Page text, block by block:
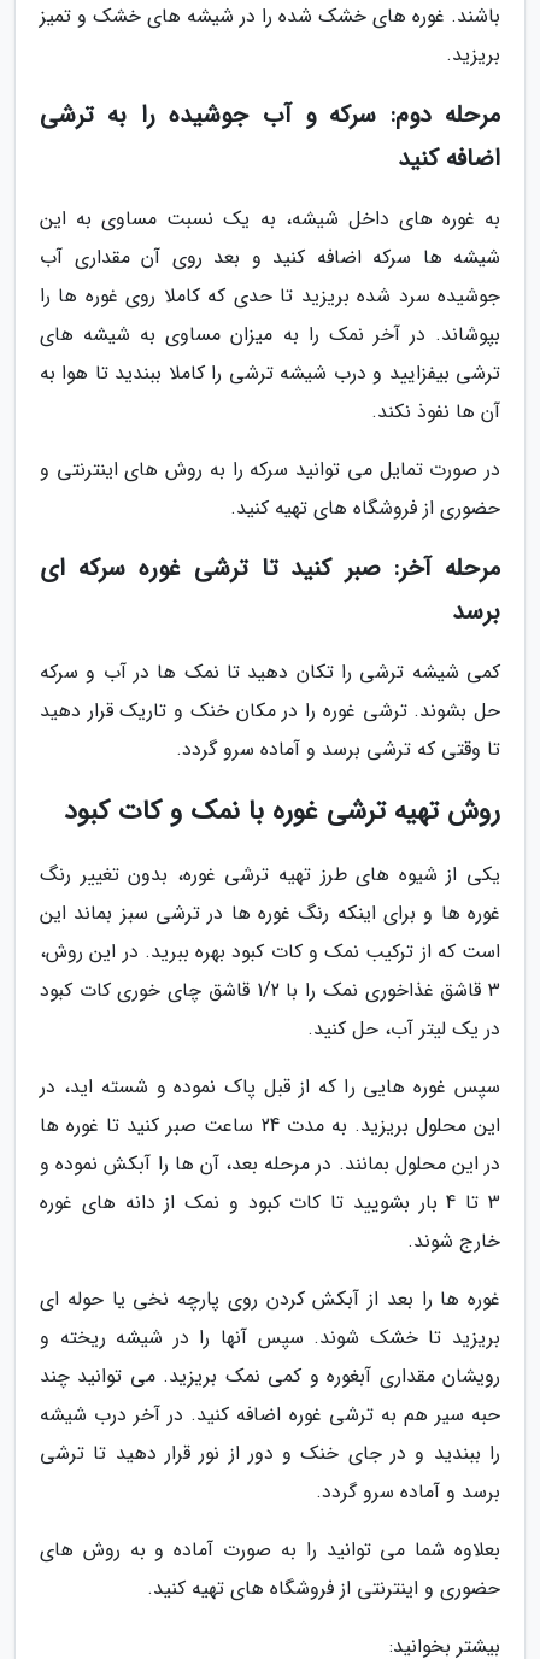
باشند. غوره های خشک شده را در شیشه های خشک و تمیز
بریزید.
مرحله دوم: سرکه و آب جوشیده را به ترشی
اضافه کنید
به غوره های داخل شیشه، به یک نسبت مساوی به این
شیشه ها سرکه اضافه کنید و بعد روی آن مقداری آب
جوشیده سرد شده بریزید تا حدی که کاملا روی غوره ها را
بپوشاند. در آخر نمک را به میزان مساوی به شیشه های
ترشی بیفزایید و درب شیشه ترشی را کاملا ببندید تا هوا به
آن ها نفوذ نکند.
در صورت تمایل می توانید سرکه را به روش های اینترنتی و
حضوری از فروشگاه های تهیه کنید.
مرحله آخر: صبر کنید تا ترشی غوره سرکه ای
برسد
کمی شیشه ترشی را تکان دهید تا نمک ها در آب و سرکه
حل بشوند. ترشی غوره را در مکان خنک و تاریک قرار دهید
تا وقتی که ترشی برسد و آماده سرو گردد.
روش تهیه ترشی غوره با نمک و کات کبود
یکی از شیوه های طرز تهیه ترشی غوره، بدون تغییر رنگ
غوره ها و برای اینکه رنگ غوره ها در ترشی سبز بماند این
است که از ترکیب نمک و کات کبود بهره ببرید. در این روش،
3 قاشق غذاخوری نمک را با 1/2 قاشق چای خوری کات کبود
در یک لیتر آب، حل کنید.
سپس غوره هایی را که از قبل پاک نموده و شسته اید، در
این محلول بریزید. به مدت 24 ساعت صبر کنید تا غوره ها
در این محلول بمانند. در مرحله بعد، آن ها را آبکش نموده و
3 تا 4 بار بشویید تا کات کبود و نمک از دانه های غوره
خارج شوند.
غوره ها را بعد از آبکش کردن روی پارچه نخی یا حوله ای
بریزید تا خشک شوند. سپس آنها را در شیشه ریخته و
رویشان مقداری آبغوره و کمی نمک بریزید. می توانید چند
حبه سیر هم به ترشی غوره اضافه کنید. در آخر درب شیشه
را ببندید و در جای خنک و دور از نور قرار دهید تا ترشی
برسد و آماده سرو گردد.
بعلاوه شما می توانید را به صورت آماده و به روش های
حضوری و اینترنتی از فروشگاه های تهیه کنید.
بیشتر بخوانید: